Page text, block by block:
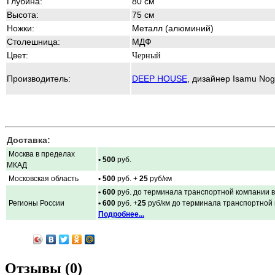
Высота:
75 см
Ножки:
Металл (алюминий)
Столешница:
МДФ
Цвет:
Черный
Производитель: DEEP HOUSE , дизайнер Isamu
Доставка:
Москва в пределах
МКАД
• 500 руб.
Московская область • 500 руб. + 25 руб/км
Регионы России
• 600 руб. до терминала транспортной компании
• 600 руб. +25 руб/км до терминала
Подробнее...
Отзывы (0)